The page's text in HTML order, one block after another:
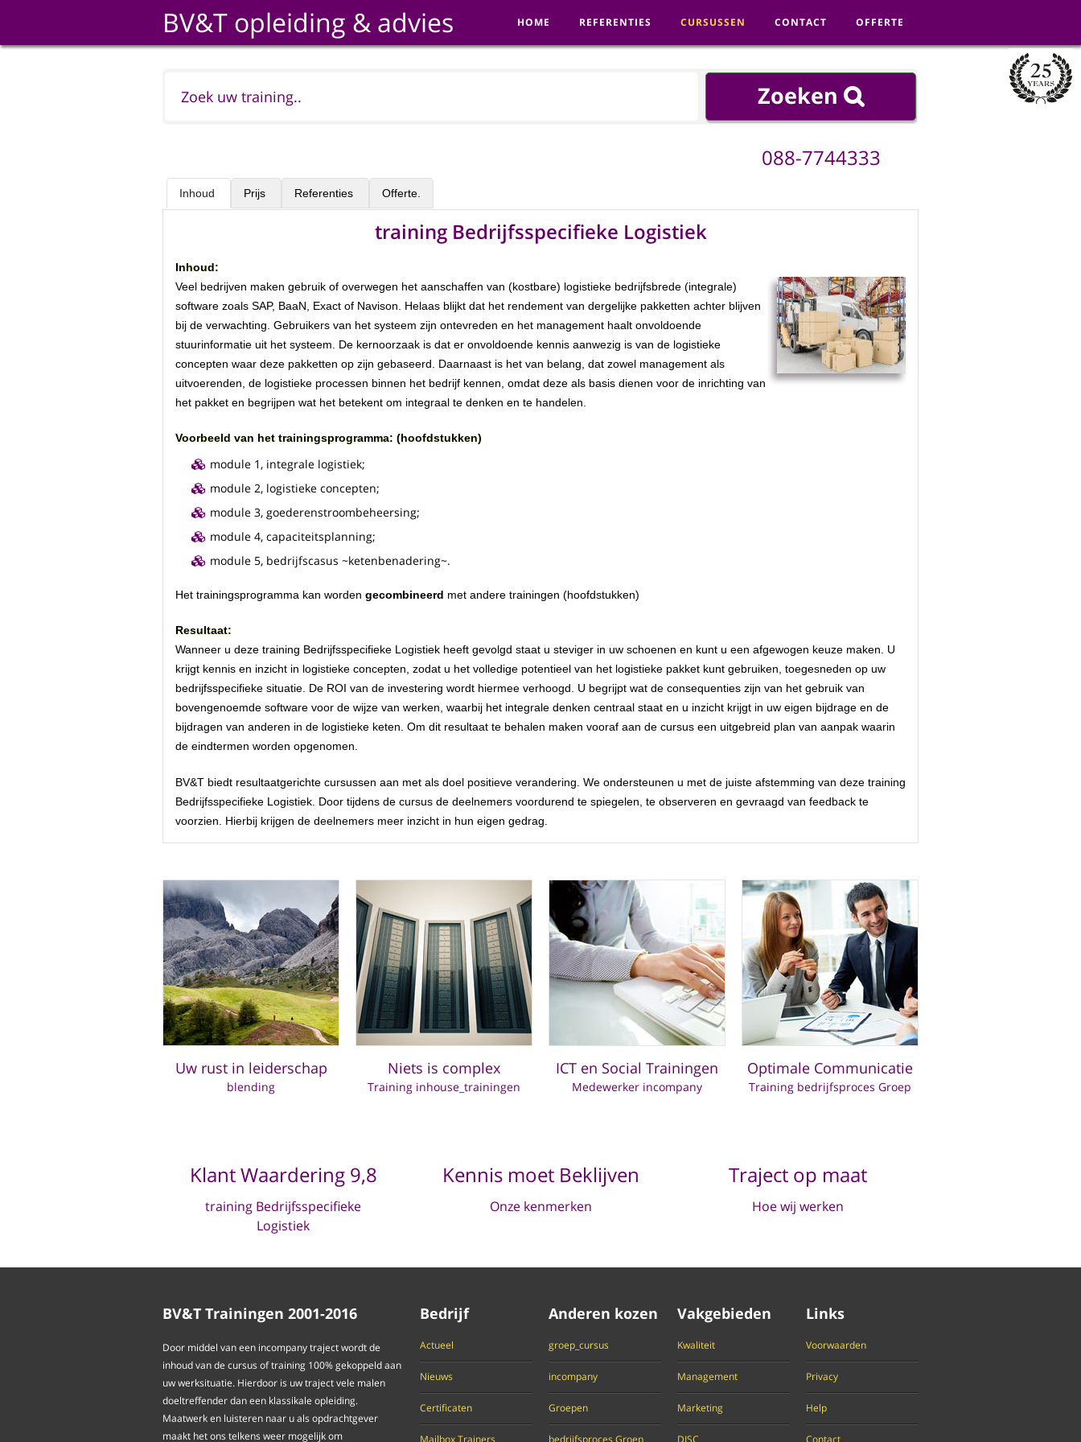
BV&T opleiding & advies HOME REFERENTIES CURSUSSEN CONTACT OFFERTE
088-7744333
Inhoud Prijs Referenties Offerte.
training Bedrijfsspecifieke Logistiek
Inhoud:
Veel bedrijven maken gebruik of overwegen het aanschaffen van (kostbare) logistieke bedrijfsbrede (integrale)
software zoals SAP, BaaN, Exact of Navison. Helaas blijkt dat het rendement van dergelijke pakketten achter blijven
bij de verwachting. Gebruikers van het systeem zijn ontevreden en het management haalt onvoldoende
stuurinformatie uit het systeem. De kernoorzaak is dat er onvoldoende kennis aanwezig is van de logistieke
concepten waar deze pakketten op zijn gebaseerd. Daarnaast is het van belang, dat zowel management als
uitvoerenden, de logistieke processen binnen het bedrijf kennen, omdat deze als basis dienen voor de inrichting van
het pakket en begrijpen wat het betekent om integraal te denken en te handelen.
Voorbeeld van het trainingsprogramma: (hoofdstukken)
module 1, integrale logistiek;
module 2, logistieke concepten;
module 3, goederenstroombeheersing;
module 4, capaciteitsplanning;
module 5, bedrijfscasus ~ketenbenadering~.
Het trainingsprogramma kan worden gecombineerd met andere trainingen (hoofdstukken)
Resultaat:
Wanneer u deze training Bedrijfsspecifieke Logistiek heeft gevolgd staat u steviger in uw schoenen en kunt u een afgewogen keuze maken. U
krijgt kennis en inzicht in logistieke concepten, zodat u het volledige potentieel van het logistieke pakket kunt gebruiken, toegesneden op uw
bedrijfsspecifieke situatie. De ROI van de investering wordt hiermee verhoogd. U begrijpt wat de consequenties zijn van het gebruik van
bovengenoemde software voor de wijze van werken, waarbij het integrale denken centraal staat en u inzicht krijgt in uw eigen bijdrage en de
bijdragen van anderen in de logistieke keten. Om dit resultaat te behalen maken vooraf aan de cursus een uitgebreid plan van aanpak waarin
de eindtermen worden opgenomen.
BV&T biedt resultaatgerichte cursussen aan met als doel positieve verandering. We ondersteunen u met de juiste afstemming van deze training
Bedrijfsspecifieke Logistiek. Door tijdens de cursus de deelnemers voordurend te spiegelen, te observeren en gevraagd van feedback te
voorzien. Hierbij krijgen de deelnemers meer inzicht in hun eigen gedrag.
Uw rust in leiderschap
blending
Niets is complex
Training inhouse_trainingen
ICT en Social Trainingen
Medewerker incompany
Optimale Communicatie
Training bedrijfsproces Groep
Klant Waardering 9,8
training Bedrijfsspecifieke
Logistiek
Kennis moet Beklijven
Onze kenmerken
Traject op maat
Hoe wij werken
BV&T Trainingen 2001-2016
Door middel van een incompany traject wordt de
inhoud van de cursus of training 100% gekoppeld aan
uw werksituatie. Hierdoor is uw traject vele malen
doeltreffender dan een klassikale opleiding.
Maatwerk en luisteren naar u als opdrachtgever
maakt het ons telkens weer mogelijk om
Bedrijf
Actueel
Nieuws
Certificaten
Mailbox Trainers
Anderen kozen
groep_cursus
incompany
Groepen
bedrijfsproces Groep
Vakgebieden
Kwaliteit
Management
Marketing
DISC
Links
Voorwaarden
Privacy
Help
Contact